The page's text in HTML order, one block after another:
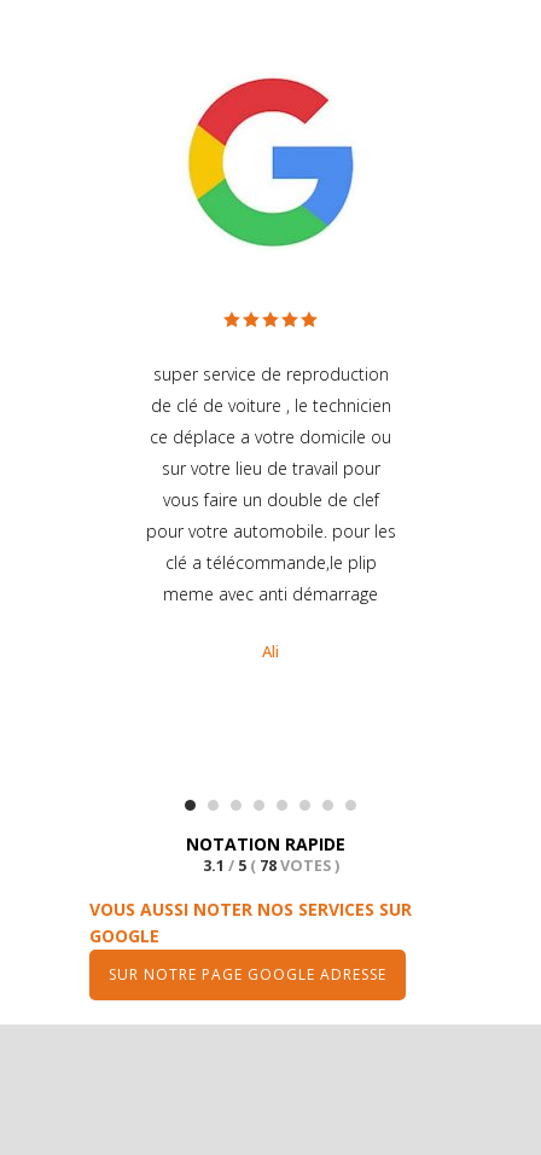
super service de reproduction
de clé de voiture , le technicien
ce déplace a votre domicile ou
sur votre lieu de travail pour
vous faire un double de clef
pour votre automobile. pour les
clé a télécommande,le plip
meme avec anti démarrage
Ali
NOTATION RAPIDE
3.1 / 5 ( 78 VOTES)
VOUS AUSSI NOTER NOS SERVICES SUR
GOOGLE
SUR NOTRE PAGE GOOGLE ADRESSE